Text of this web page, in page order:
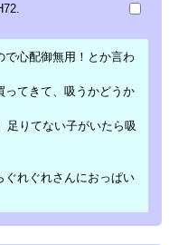
で心配御無用！とか言わ
ってきて、吸うかどうか
足りてない子がいたら吸
ぐれぐれさんにおっぱい